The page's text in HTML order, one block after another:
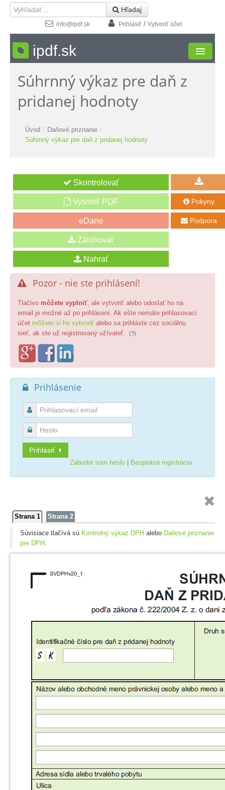
 Hľadaj
info@ipdf.sk Prihlásiť/ Vytvoriť účet
ipdf.sk
Formuláre
Moja zóna
Návody
Súhrnný výkaz pre daň z
pridanej hodnoty
Úvod / Daňové priznanie /
Súhrnný výkaz pre daň z pridanej hodnoty
Vytvoriť PDF  Pokyny
 Podpora
 Pozor - nie ste prihlásení!
Tlačivo môžete vyplniť, ale vytvoriť alebo odoslať ho na
email je možné až po prihlásení. Ak ešte nemáte prihlasovací
účet môžete si ho vytvoriť alebo sa prihláste cez sociálnu
sieť, ak ste už registrovaný užívateľ.
(?)
 Prihlásenie


Prihlásiť
Zabudol som heslo Bezplatná registrácia

Strana 1 Strana 2
Súvisiace tlačívá sú Kontrolný výkaz DPH alebo Daňové priznanie
pre DPH .